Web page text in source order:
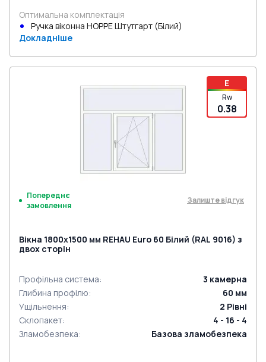
Оптимальна комплектація
Ручка віконна HOPPE Штутгарт (Білий)
Докладніше
E
Rw
0.38
Попереднє
замовлення
Залиште відгук
Вікна 1800x1500 мм REHAU Euro 60 Білий (RAL 9016) з
двох сторін
Профільна система: 3 камерна
Глибина профілю: 60 мм
Ущільнення: 2 Рівні
Склопакет:
4 - 16 - 4
Зламобезпека: Базова зламобезпека